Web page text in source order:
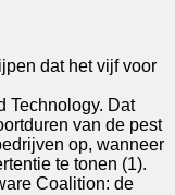
dat het vijf voor
Technology. Dat
van de pest
op, wanneer
te tonen (1).
Coalition: de